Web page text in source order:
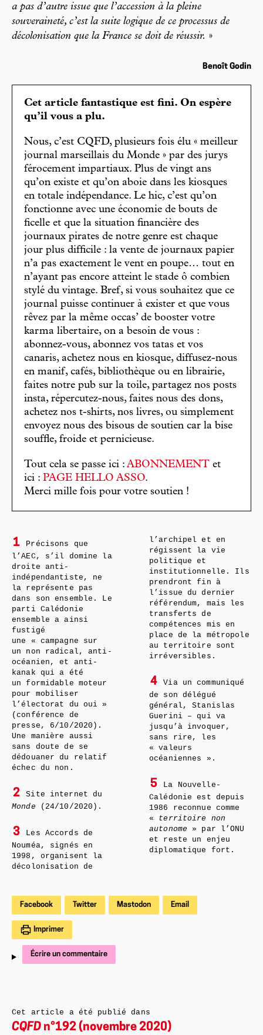
a pas d’autre issue que l’accession à la pleine
souveraineté, c’est la suite logique de ce processus de
décolonisation que la France se doit de réussir. »
Benoît Godin
Cet article fantastique est fini. On espère
qu’il vous a plu.
Nous, c’est CQFD, plusieurs fois élu « meilleur
journal marseillais du Monde » par des jurys
férocement impartiaux. Plus de vingt ans
qu’on existe et qu’on aboie dans les kiosques
en totale indépendance. Le hic, c’est qu’on
fonctionne avec une économie de bouts de
ficelle et que la situation financière des
journaux pirates de notre genre est chaque
jour plus difficile : la vente de journaux papier
n’a pas exactement le vent en poupe… tout en
n’ayant pas encore atteint le stade ô combien
stylé du vintage. Bref, si vous souhaitez que ce
journal puisse continuer à exister et que vous
rêvez par la même occas’ de booster votre
karma libertaire, on a besoin de vous :
abonnez-vous, abonnez vos tatas et vos
canaris, achetez nous en kiosque, diffusez-nous
en manif, cafés, bibliothèque ou en librairie,
faites notre pub sur la toile, partagez nos posts
insta, répercutez-nous, faites nous des dons,
achetez nos t-shirts, nos livres, ou simplement
envoyez nous des bisous de soutien car la bise
souffle, froide et pernicieuse.
Tout cela se passe ici : ABONNEMENT et
ici : PAGE HELLO ASSO.
Merci mille fois pour votre soutien !
1
Précisons que
l’AEC, s’il domine la
droite anti-
indépendantiste, ne
la représente pas
dans son ensemble. Le
parti Calédonie
ensemble a ainsi
fustigé
une « campagne sur
un non radical, anti-
océanien, et anti-
kanak qui a été
un formidable moteur
pour mobiliser
l’électorat du oui »
(conférence de
presse, 6/10/2020).
Une manière aussi
sans doute de se
dédouaner du relatif
échec du non.
2
Site internet du
Monde (24/10/2020).
3
Les Accords de
Nouméa, signés en
1998, organisent la
décolonisation de
l’archipel et en
régissent la vie
politique et
institutionnelle. Ils
prendront fin à
l’issue du dernier
référendum, mais les
transferts de
compétences mis en
place de la métropole
au territoire sont
irréversibles.
4
Via un communiqué
de son délégué
général, Stanislas
Guerini – qui va
jusqu’à invoquer,
sans rire, les
« valeurs
océaniennes ».
5
La Nouvelle-
Calédonie est depuis
1986 reconnue comme
« territoire non
autonome »
par l’ONU
et reste un enjeu
diplomatique fort.
Facebook Twitter Mastodon Email
Imprimer
Écrire un commentaire
Cet article a été publié dans
CQFD n°192 (novembre 2020)